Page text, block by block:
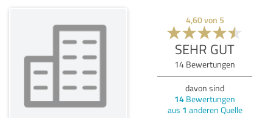
4,60von 5
SEHR GUT
14 Bewertungen
davon sind
14 Bewertungen
aus 1 anderen Quelle